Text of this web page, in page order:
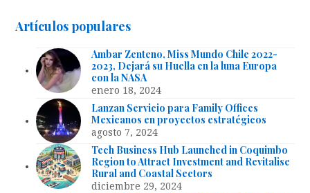
Artículos populares
Ambar Zenteno, Miss Mundo Chile 2022-
2023, Dejará su Huella en la luna Europa
con la NASA
enero 18, 2024
Lanzan Servicio para Family Offices
Mexicanos en proyectos estratégicos
agosto 7, 2024
Tech Business Hub Launched in Coquimbo
Region to Attract Investment and Revitalise
Rural and Coastal Sectors
diciembre 29, 2024